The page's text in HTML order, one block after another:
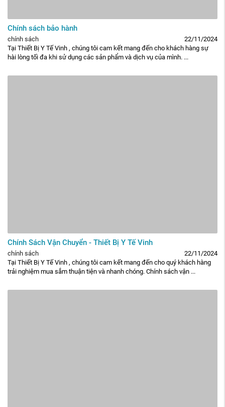
Chính sách bảo hành
chính sách
22/11/2024
Tại Thiết Bị Y Tế Vinh , chúng tôi cam kết mang đến cho khách hàng sự
hài lòng tối đa khi sử dụng các sản phẩm và dịch vụ của mình. ...
Chính Sách Vận Chuyển - Thiết Bị Y Tế Vinh
chính sách
22/11/2024
Tại Thiết Bị Y Tế Vinh , chúng tôi cam kết mang đến cho quý khách hàng
trải nghiệm mua sắm thuận tiện và nhanh chóng. Chính sách vận ...